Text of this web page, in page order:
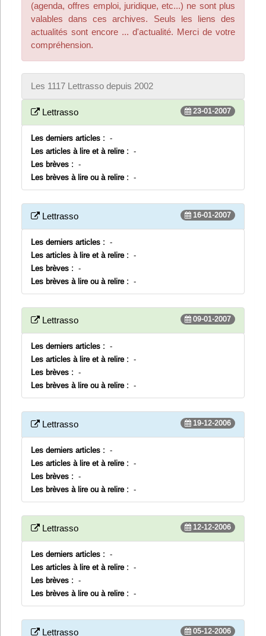
(agenda, offres emploi, juridique, etc...) ne sont plus
valables dans ces archives. Seuls les liens des
actualités sont encore ... d'actualité. Merci de votre
compréhension.
Les 1117 Lettrasso depuis 2002
Lettrasso 23-01-2007
Les derniers articles : -
Les articles à lire et à relire : -
Les brèves : -
Les brèves à lire ou à relire : -
Lettrasso 16-01-2007
Les derniers articles : -
Les articles à lire et à relire : -
Les brèves : -
Les brèves à lire ou à relire : -
Lettrasso 09-01-2007
Les derniers articles : -
Les articles à lire et à relire : -
Les brèves : -
Les brèves à lire ou à relire : -
Lettrasso 19-12-2006
Les derniers articles : -
Les articles à lire et à relire : -
Les brèves : -
Les brèves à lire ou à relire : -
Lettrasso 12-12-2006
Les derniers articles : -
Les articles à lire et à relire : -
Les brèves : -
Les brèves à lire ou à relire : -
Lettrasso 05-12-2006